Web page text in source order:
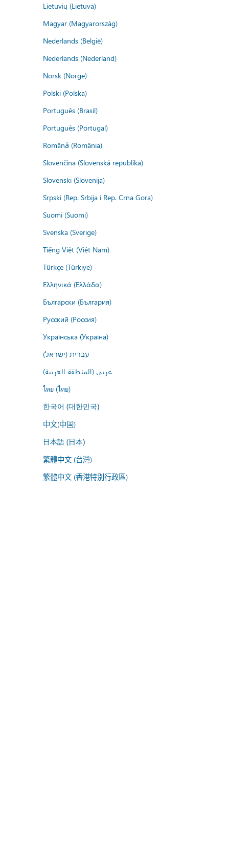
Lietuvių (Lietuva)
Magyar (Magyarország)
Nederlands (België)
Nederlands (Nederland)
Norsk (Norge)
Polski (Polska)
Português (Brasil)
Português (Portugal)
Română (România)
Slovenčina (Slovenská republika)
Slovenski (Slovenija)
Srpski (Rep. Srbija i Rep. Crna Gora)
Suomi (Suomi)
Svenska (Sverige)
Tiếng Việt (Việt Nam)
Türkçe (Türkiye)
Ελληνικά (Ελλάδα)
Български (България)
Русский (Россия)
Українська (Україна)
עברית (ישראל)
عربي (المنطقة العربية)
ไทย (ไทย)
한국어 (대한민국)
中文(中国)
日本語 (日本)
繁體中文 (台灣)
繁體中文 (香港特別行政區)